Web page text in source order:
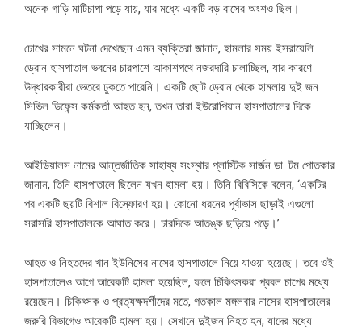
অনেক গাড়ি মাটিচাপা পড়ে যায়, যার মধ্যে একটি বড় বাসের অংশও ছিল।
চোখের সামনে ঘটনা দেখেছেন এমন ব্যক্তিরা জানান, হামলার সময় ইসরায়েলি
ড্রোন হাসপাতাল ভবনের চারপাশে আকাশপথে নজরদারি চালাচ্ছিল, যার কারণে
উদ্ধারকারীরা ভেতরে ঢুকতে পারেনি। একটি ছোট ড্রোন থেকে হামলায় দুই জন
সিভিল ডিফেন্স কর্মকর্তা আহত হন, তখন তারা ইউরোপিয়ান হাসপাতালের দিকে
যাচ্ছিলেন।
আইডিয়ালস নামের আন্তর্জাতিক সাহায্য সংস্থার প্লাস্টিক সার্জন ডা. টম পোতকার
জানান, তিনি হাসপাতালে ছিলেন যখন হামলা হয়। তিনি বিবিসিকে বলেন, ‘একটির
পর একটি ছয়টি বিশাল বিস্ফোরণ হয়। কোনো ধরনের পূর্বাভাস ছাড়াই এগুলো
সরাসরি হাসপাতালকে আঘাত করে। চারদিকে আতঙ্ক ছড়িয়ে পড়ে।’
আহত ও নিহতদের খান ইউনিসের নাসের হাসপাতালে নিয়ে যাওয়া হয়েছে। তবে ওই
হাসপাতালেও আগে আরেকটি হামলা হয়েছিল, ফলে চিকিৎসকরা প্রবল চাপের মধ্যে
রয়েছেন। চিকিৎসক ও প্রত্যক্ষদর্শীদের মতে, গতকাল মঙ্গলবার নাসের হাসপাতালের
জরুরি বিভাগেও আরেকটি হামলা হয়। সেখানে দুইজন নিহত হন, যাদের মধ্যে